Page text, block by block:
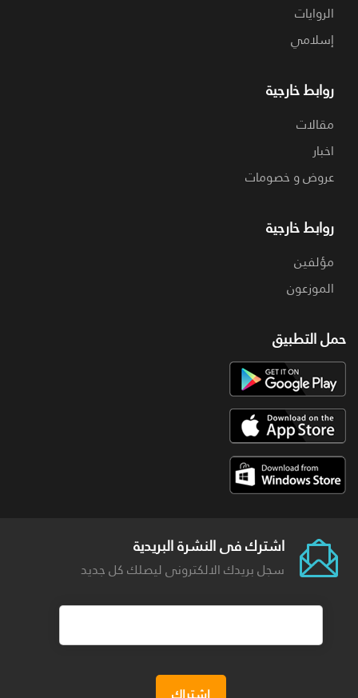
الروايات
إسلامي
روابط خارجية
مقالات
اخبار
عروض و خصومات
روابط خارجية
مؤلفين
الموزعون
حمل التطبيق
اشترك فى النشرة البريدية
سجل بريدك الالكترونى ليصلك كل جديد